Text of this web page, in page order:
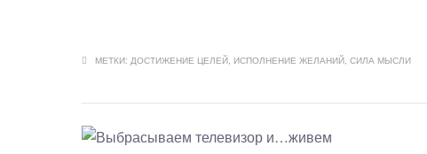
МЕТКИ: ДОСТИЖЕНИЕ ЦЕЛЕЙ, ИСПОЛНЕНИЕ ЖЕЛАНИЙ, СИЛА МЫСЛИ